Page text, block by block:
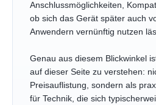
Anschlussmöglichkeiten,
ob sich das Gerät später auch
Anwendern vernünftig nutzen
Genau aus diesem Blickwinkel
auf dieser Seite zu verstehen:
Preisauflistung, sondern als
für Technik, die sich